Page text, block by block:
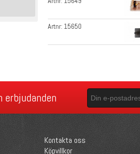
Artnr:15650
erbjudanden
Kontakta oss
Köpvillkor